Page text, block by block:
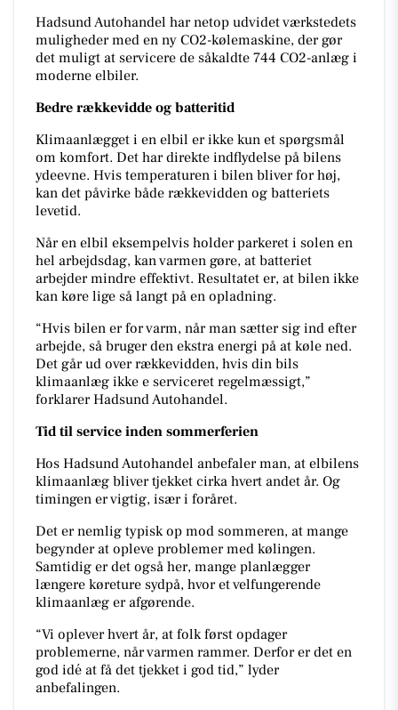
Hadsund Autohandel har netop udvidet værkstedets
muligheder med en ny CO2-kølemaskine, der gør
det muligt at servicere de såkaldte 744 CO2-anlæg i
moderne elbiler.
Bedre rækkevidde og batteritid
Klimaanlægget i en elbil er ikke kun et spørgsmål
om komfort. Det har direkte indflydelse på bilens
ydeevne. Hvis temperaturen i bilen bliver for høj,
kan det påvirke både rækkevidden og batteriets
levetid.
Når en elbil eksempelvis holder parkeret i solen en
hel arbejdsdag, kan varmen gøre, at batteriet
arbejder mindre effektivt. Resultatet er, at bilen ikke
kan køre lige så langt på en opladning.
“Hvis bilen er for varm, når man sætter sig ind efter
arbejde, så bruger den ekstra energi på at køle ned.
Det går ud over rækkevidden, hvis din bils
klimaanlæg ikke e serviceret regelmæssigt,”
forklarer Hadsund Autohandel.
Tid til service inden sommerferien
Hos Hadsund Autohandel anbefaler man, at elbilens
klimaanlæg bliver tjekket cirka hvert andet år. Og
timingen er vigtig, især i foråret.
Det er nemlig typisk op mod sommeren, at mange
begynder at opleve problemer med kølingen.
Samtidig er det også her, mange planlægger
længere køreture sydpå, hvor et velfungerende
klimaanlæg er afgørende.
“Vi oplever hvert år, at folk først opdager
problemerne, når varmen rammer. Derfor er det en
god idé at få det tjekket i god tid,” lyder
anbefalingen.